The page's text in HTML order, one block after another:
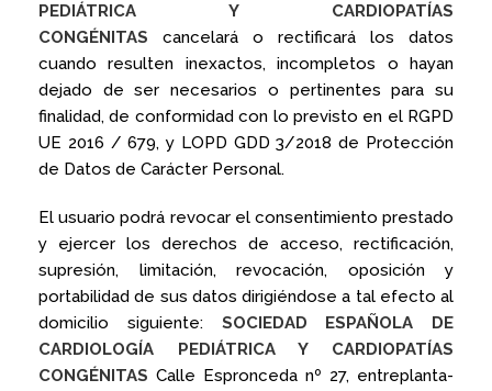
PEDIÁTRICA Y CARDIOPATÍAS
CONGÉNITAS cancelará o rectificará los datos
cuando resulten inexactos, incompletos o hayan
dejado de ser necesarios o pertinentes para su
finalidad, de conformidad con lo previsto en el RGPD
UE 2016 / 679, y LOPD GDD 3/2018 de Protección
de Datos de Carácter Personal.
El usuario podrá revocar el consentimiento prestado
y ejercer los derechos de acceso, rectificación,
supresión, limitación, revocación, oposición y
portabilidad de sus datos dirigiéndose a tal efecto al
domicilio siguiente: SOCIEDAD ESPAÑOLA DE
CARDIOLOGÍA PEDIÁTRICA Y CARDIOPATÍAS
CONGÉNITAS Calle Espronceda nº 27, entreplanta-